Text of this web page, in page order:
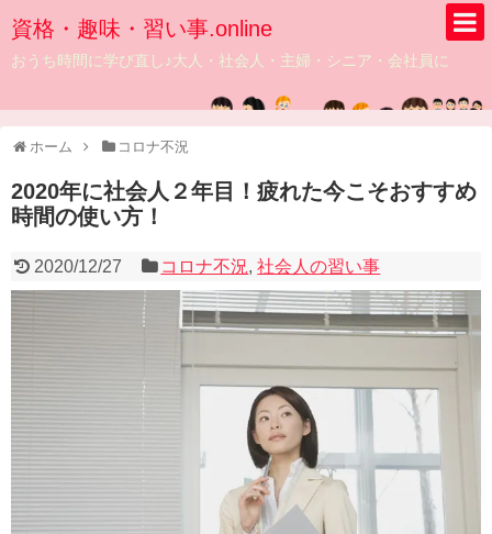
資格・趣味・習い事.online
おうち時間に学び直し♪大人・社会人・主婦・シニア・会社員に
ホーム コロナ不況
2020年に社会人２年目！疲れた今こそおすすめ
時間の使い方！
2020/12/27 コロナ不況,社会人の習い事